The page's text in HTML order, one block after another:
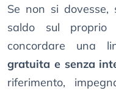
Se non si dovesse,
saldo sul proprio
concordare una
gratuita e senza
riferimento,